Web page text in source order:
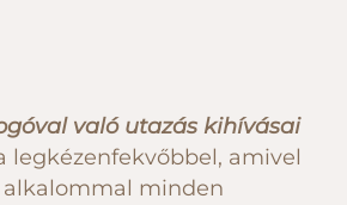
való utazás kihívásai
legkézenfekvőbbel, amivel
minden